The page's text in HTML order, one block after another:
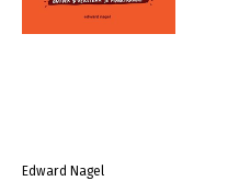
Edward Nagel